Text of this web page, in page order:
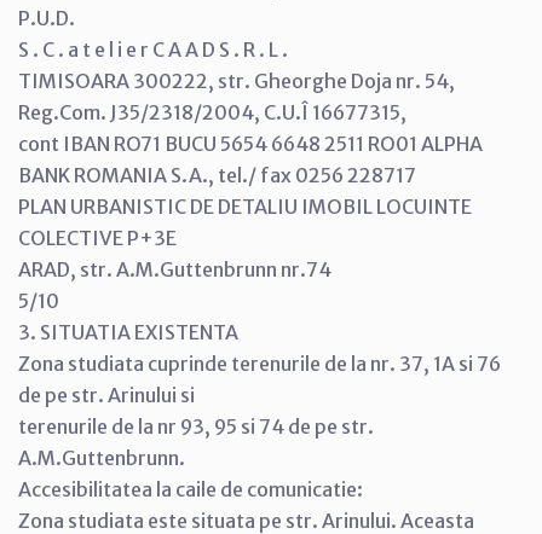
P.U.D.
S . C . a t e l i e r C A A D S . R . L .
TIMISOARA 300222, str. Gheorghe Doja nr. 54,
Reg.Com. J35/2318/2004, C.U.Î 16677315,
cont IBAN RO71 BUCU 5654 6648 2511 RO01 ALPHA
BANK ROMANIA S.A., tel./ fax 0256 228717
PLAN URBANISTIC DE DETALIU IMOBIL LOCUINTE
COLECTIVE P+3E
ARAD, str. A.M.Guttenbrunn nr.74
5/10
3. SITUATIA EXISTENTA
Zona studiata cuprinde terenurile de la nr. 37, 1A si 76
de pe str. Arinului si
terenurile de la nr 93, 95 si 74 de pe str.
A.M.Guttenbrunn.
Accesibilitatea la caile de comunicatie:
Zona studiata este situata pe str. Arinului. Aceasta